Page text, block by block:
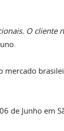
O
mercado
de Junho em